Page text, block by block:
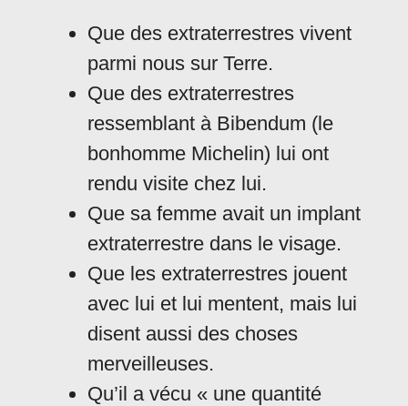
Que des extraterrestres vivent
parmi nous sur Terre.
Que des extraterrestres
ressemblant à Bibendum (le
bonhomme Michelin) lui ont
rendu visite chez lui.
Que sa femme avait un implant
extraterrestre dans le visage.
Que les extraterrestres jouent
avec lui et lui mentent, mais lui
disent aussi des choses
merveilleuses.
Qu’il a vécu « une quantité